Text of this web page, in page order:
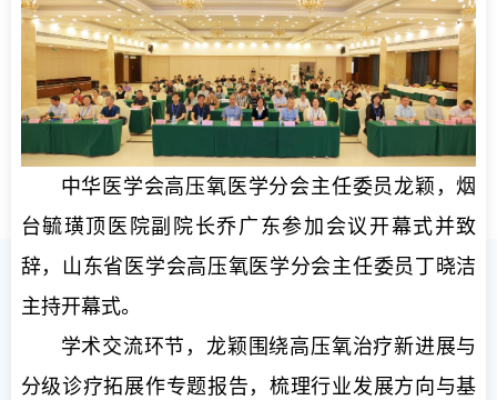
中华医学会高压氧医学分会主任委员龙颖，烟
台毓璜顶医院副院长乔广东参加会议开幕式并致
辞，山东省医学会高压氧医学分会主任委员丁晓洁
主持开幕式。
学术交流环节，龙颖围绕高压氧治疗新进展与
分级诊疗拓展作专题报告，梳理行业发展方向与基